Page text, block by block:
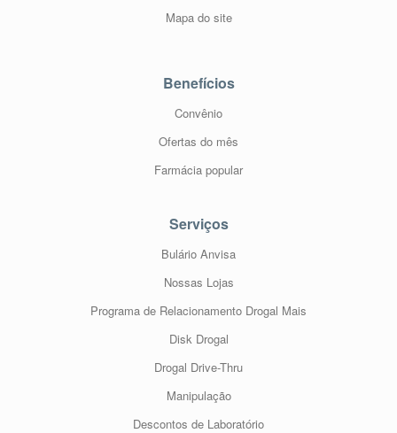
Mapa do site
Benefícios
Convênio
Ofertas do mês
Farmácia popular
Serviços
Bulário Anvisa
Nossas Lojas
Programa de Relacionamento Drogal Mais
Disk Drogal
Drogal Drive-Thru
Manipulação
Descontos de Laboratório